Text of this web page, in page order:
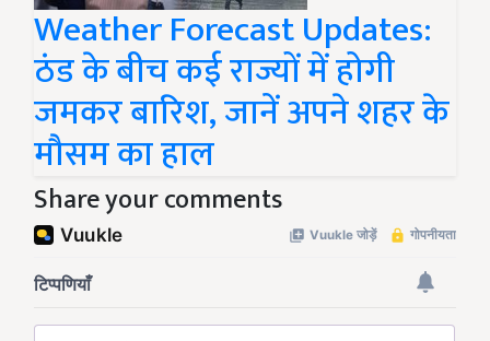
Weather Forecast Updates:
ठंड के बीच कई राज्यों में होगी
जमकर बारिश, जानें अपने शहर के
मौसम का हाल
Share your comments